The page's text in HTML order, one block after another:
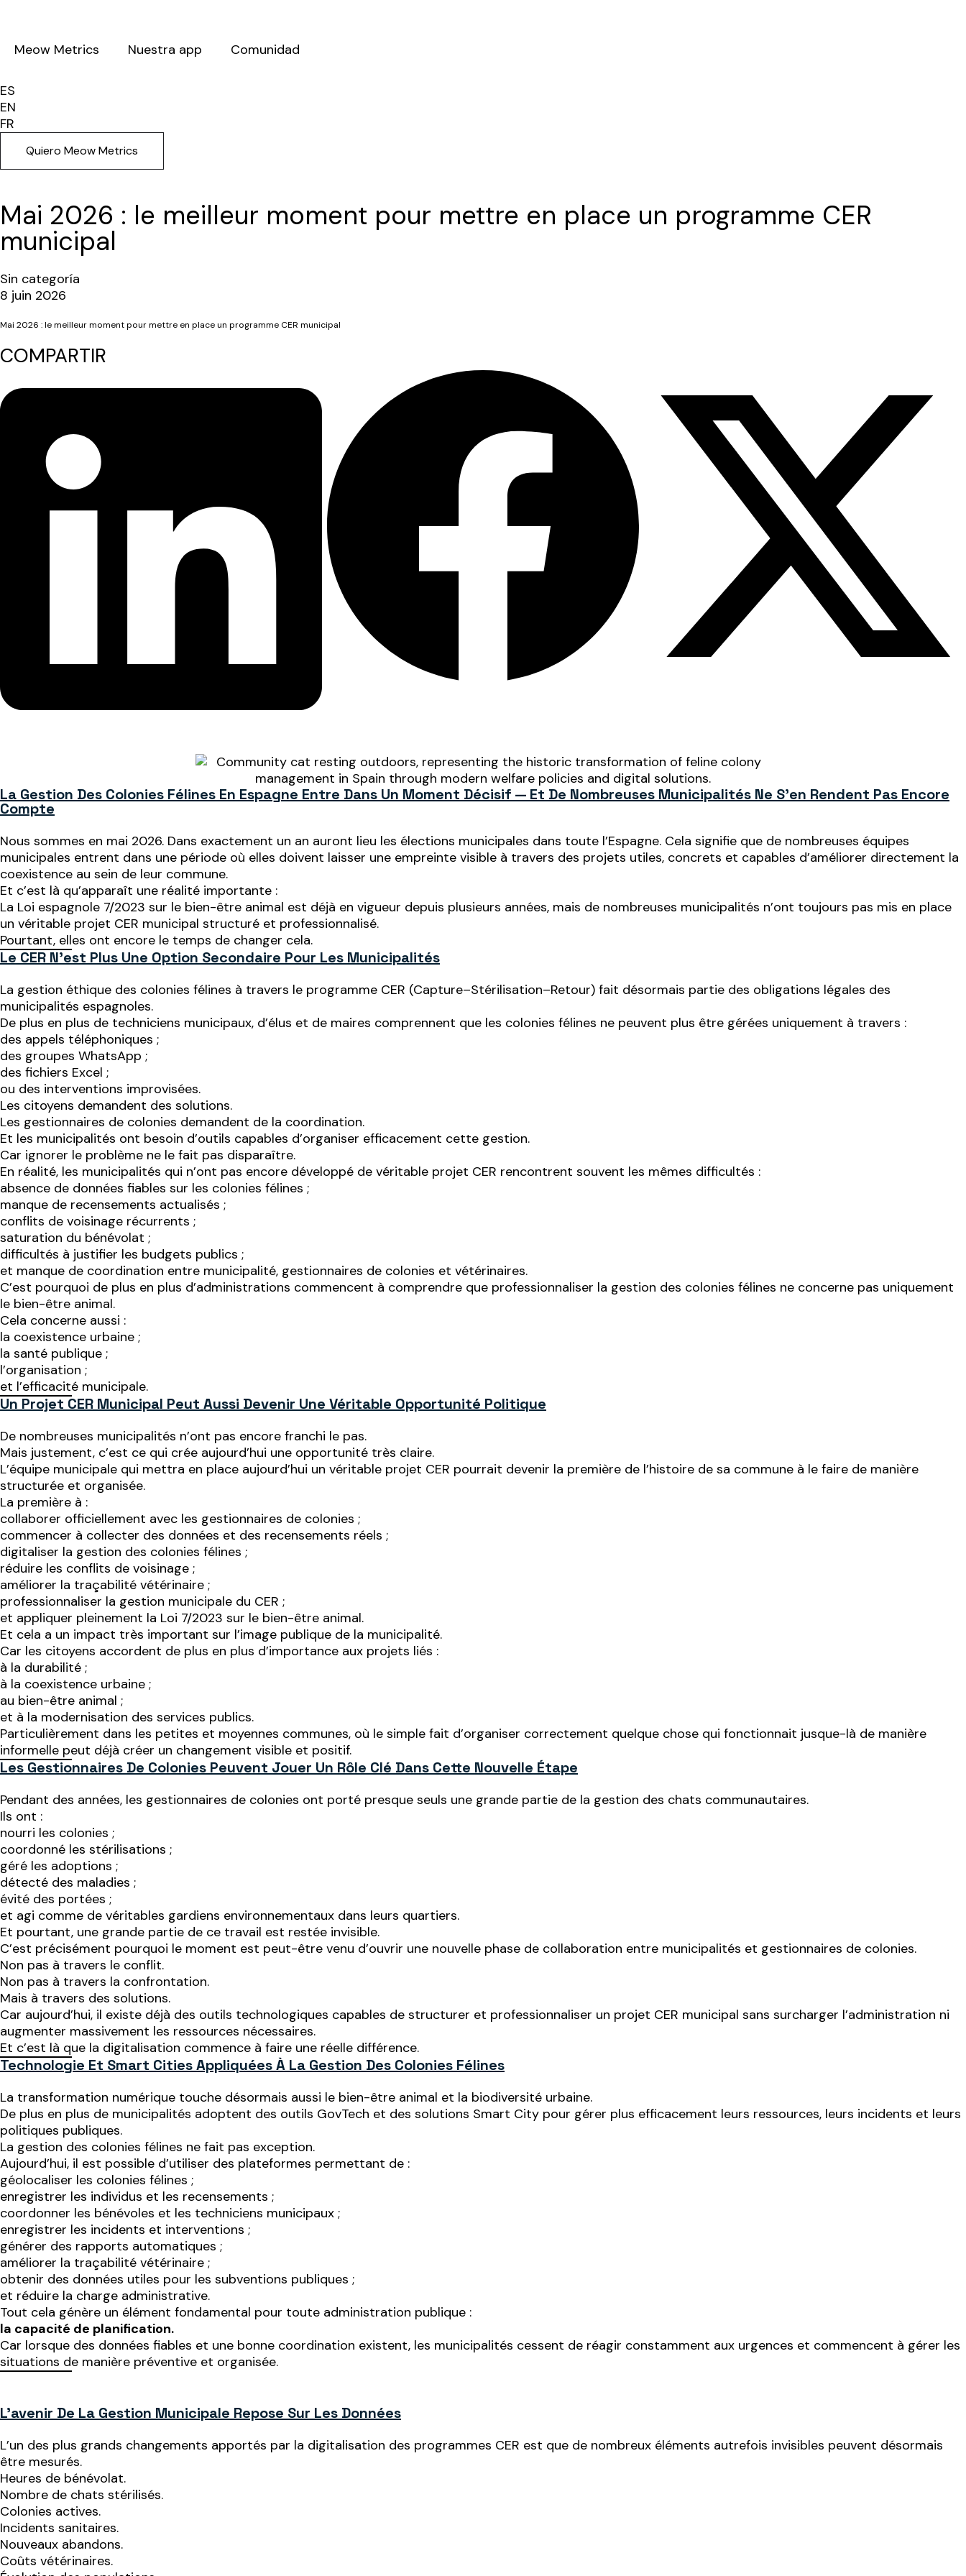
Meow Metrics Nuestra app Comunidad
ES
EN
FR
Quiero Meow Metrics
Mai 2026 : le meilleur moment pour mettre en place un programme CER
municipal
Sin categoría
8 juin 2026
Mai 2026 : le meilleur moment pour mettre en place un programme CER municipal
COMPARTIR
La Gestion Des Colonies Félines En Espagne Entre Dans Un Moment Décisif — Et De Nombreuses Municipalités Ne S’en Rendent Pas Encore
Compte
Nous sommes en mai 2026. Dans exactement un an auront lieu les élections municipales dans toute l’Espagne. Cela signifie que de nombreuses équipes
municipales entrent dans une période où elles doivent laisser une empreinte visible à travers des projets utiles, concrets et capables d’améliorer directement la
coexistence au sein de leur commune.
Et c’est là qu’apparaît une réalité importante :
La Loi espagnole 7/2023 sur le bien-être animal est déjà en vigueur depuis plusieurs années, mais de nombreuses municipalités n’ont toujours pas mis en place
un véritable projet CER municipal structuré et professionnalisé.
Pourtant, elles ont encore le temps de changer cela.
Le CER N’est Plus Une Option Secondaire Pour Les Municipalités
La gestion éthique des colonies félines à travers le programme CER (Capture–Stérilisation–Retour) fait désormais partie des obligations légales des
municipalités espagnoles.
De plus en plus de techniciens municipaux, d’élus et de maires comprennent que les colonies félines ne peuvent plus être gérées uniquement à travers :
des appels téléphoniques ;
des groupes WhatsApp ;
des fichiers Excel ;
ou des interventions improvisées.
Les citoyens demandent des solutions.
Les gestionnaires de colonies demandent de la coordination.
Et les municipalités ont besoin d’outils capables d’organiser efficacement cette gestion.
Car ignorer le problème ne le fait pas disparaître.
En réalité, les municipalités qui n’ont pas encore développé de véritable projet CER rencontrent souvent les mêmes difficultés :
absence de données fiables sur les colonies félines ;
manque de recensements actualisés ;
conflits de voisinage récurrents ;
saturation du bénévolat ;
difficultés à justifier les budgets publics ;
et manque de coordination entre municipalité, gestionnaires de colonies et vétérinaires.
C’est pourquoi de plus en plus d’administrations commencent à comprendre que professionnaliser la gestion des colonies félines ne concerne pas uniquement
le bien-être animal.
Cela concerne aussi :
la coexistence urbaine ;
la santé publique ;
l’organisation ;
et l’efficacité municipale.
Un Projet CER Municipal Peut Aussi Devenir Une Véritable Opportunité Politique
De nombreuses municipalités n’ont pas encore franchi le pas.
Mais justement, c’est ce qui crée aujourd’hui une opportunité très claire.
L’équipe municipale qui mettra en place aujourd’hui un véritable projet CER pourrait devenir la première de l’histoire de sa commune à le faire de manière
structurée et organisée.
La première à :
collaborer officiellement avec les gestionnaires de colonies ;
commencer à collecter des données et des recensements réels ;
digitaliser la gestion des colonies félines ;
réduire les conflits de voisinage ;
améliorer la traçabilité vétérinaire ;
professionnaliser la gestion municipale du CER ;
et appliquer pleinement la Loi 7/2023 sur le bien-être animal.
Et cela a un impact très important sur l’image publique de la municipalité.
Car les citoyens accordent de plus en plus d’importance aux projets liés :
à la durabilité ;
à la coexistence urbaine ;
au bien-être animal ;
et à la modernisation des services publics.
Particulièrement dans les petites et moyennes communes, où le simple fait d’organiser correctement quelque chose qui fonctionnait jusque-là de manière
informelle peut déjà créer un changement visible et positif.
Les Gestionnaires De Colonies Peuvent Jouer Un Rôle Clé Dans Cette Nouvelle Étape
Pendant des années, les gestionnaires de colonies ont porté presque seuls une grande partie de la gestion des chats communautaires.
Ils ont :
nourri les colonies ;
coordonné les stérilisations ;
géré les adoptions ;
détecté des maladies ;
évité des portées ;
et agi comme de véritables gardiens environnementaux dans leurs quartiers.
Et pourtant, une grande partie de ce travail est restée invisible.
C’est précisément pourquoi le moment est peut-être venu d’ouvrir une nouvelle phase de collaboration entre municipalités et gestionnaires de colonies.
Non pas à travers le conflit.
Non pas à travers la confrontation.
Mais à travers des solutions.
Car aujourd’hui, il existe déjà des outils technologiques capables de structurer et professionnaliser un projet CER municipal sans surcharger l’administration ni
augmenter massivement les ressources nécessaires.
Et c’est là que la digitalisation commence à faire une réelle différence.
Technologie Et Smart Cities Appliquées À La Gestion Des Colonies Félines
La transformation numérique touche désormais aussi le bien-être animal et la biodiversité urbaine.
De plus en plus de municipalités adoptent des outils GovTech et des solutions Smart City pour gérer plus efficacement leurs ressources, leurs incidents et leurs
politiques publiques.
La gestion des colonies félines ne fait pas exception.
Aujourd’hui, il est possible d’utiliser des plateformes permettant de :
géolocaliser les colonies félines ;
enregistrer les individus et les recensements ;
coordonner les bénévoles et les techniciens municipaux ;
enregistrer les incidents et interventions ;
générer des rapports automatiques ;
améliorer la traçabilité vétérinaire ;
obtenir des données utiles pour les subventions publiques ;
et réduire la charge administrative.
Tout cela génère un élément fondamental pour toute administration publique :
la capacité de planification.
Car lorsque des données fiables et une bonne coordination existent, les municipalités cessent de réagir constamment aux urgences et commencent à gérer les
situations de manière préventive et organisée.
L’avenir De La Gestion Municipale Repose Sur Les Données
L’un des plus grands changements apportés par la digitalisation des programmes CER est que de nombreux éléments autrefois invisibles peuvent désormais
être mesurés.
Heures de bénévolat.
Nombre de chats stérilisés.
Colonies actives.
Incidents sanitaires.
Nouveaux abandons.
Coûts vétérinaires.